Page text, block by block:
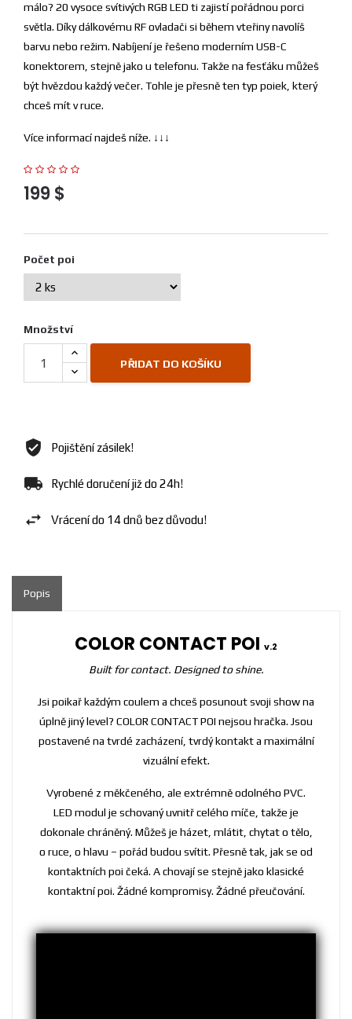
málo? 20 vysoce svítivých RGB LED ti zajistí pořádnou porci
světla. Díky dálkovému RF ovladači si během vteřiny navolíš
barvu nebo režim. Nabíjení je řešeno moderním USB-C
konektorem, stejně jako u telefonu. Takže na fesťáku můžeš
být hvězdou každý večer. Tohle je přesně ten typ poiek, který
chceš mít v ruce.
Více informací najdeš níže. ↓↓↓
199 $
Počet poi
Množství
PŘIDAT DO KOŠÍKU
Pojištění zásilek!
Rychlé doručení již do 24h!
Vrácení do 14 dnů bez důvodu!
Popis
COLOR CONTACT POI v.2
Built for contact. Designed to shine.
Jsi poikař každým coulem a chceš posunout svoji show na
úplně jiný level? COLOR CONTACT POI nejsou hračka. Jsou
postavené na tvrdé zacházení, tvrdý kontakt a maximální
vizuální efekt.
Vyrobené z měkčeného, ale extrémně odolného PVC.
LED modul je schovaný uvnitř celého míče, takže je
dokonale chráněný. Můžeš je házet, mlátit, chytat o tělo,
o ruce, o hlavu – pořád budou svítit. Přesně tak, jak se od
kontaktních poi čeká. A chovají se stejně jako klasické
kontaktní poi. Žádné kompromisy. Žádné přeučování.